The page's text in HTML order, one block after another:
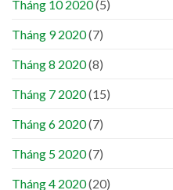
Tháng 10 2020(5)
Tháng 9 2020(7)
Tháng 8 2020(8)
Tháng 7 2020(15)
Tháng 6 2020(7)
Tháng 5 2020(7)
Tháng 4 2020(20)